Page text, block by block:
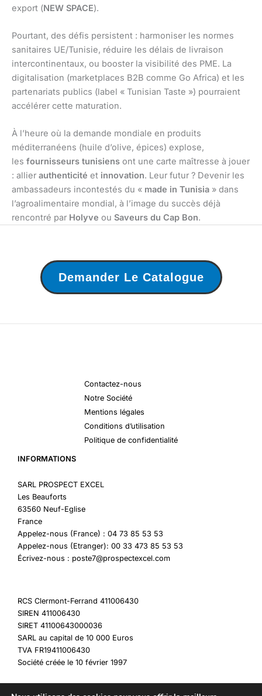
export (NEW SPACE).
Pourtant, des défis persistent : harmoniser les normes
sanitaires UE/Tunisie, réduire les délais de livraison
intercontinentaux, ou booster la visibilité des PME. La
digitalisation (marketplaces B2B comme Go Africa) et les
partenariats publics (label « Tunisian Taste ») pourraient
accélérer cette maturation.
À l’heure où la demande mondiale en produits
méditerranéens (huile d’olive, épices) explose,
les fournisseurs tunisiens ont une carte maîtresse à jouer
: allier authenticité et innovation. Leur futur ? Devenir les
ambassadeurs incontestés du « made in Tunisia » dans
l’agroalimentaire mondial, à l’image du succès déjà
rencontré par Holyve ou Saveurs du Cap Bon.
Demander Le Catalogue
Contactez-nous
Notre Société
Mentions légales
Conditions d’utilisation
Politique de confidentialité
INFORMATIONS
SARL PROSPECT EXCEL
Les Beauforts
63560 Neuf-Eglise
France
Appelez-nous (France) : 04 73 85 53 53
Appelez-nous (Etranger): 00 33 473 85 53 53
Écrivez-nous : poste7@prospectexcel.com
RCS Clermont-Ferrand 411006430
SIREN 411006430
SIRET 41100643000036
SARL au capital de 10 000 Euros
TVA FR19411006430
Société créée le 10 février 1997